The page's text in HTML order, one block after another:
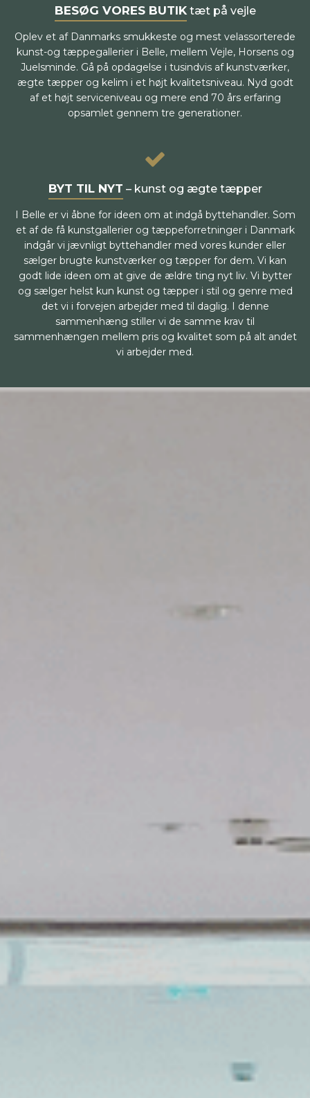
BESØG VORES BUTIKtæt på vejle
Oplev et af Danmarks smukkeste og mest velassorterede
kunst-og tæppegallerier i Belle, mellem Vejle, Horsens og
Juelsminde. Gå på opdagelse i tusindvis af kunstværker,
ægte tæpper og kelim i et højt kvalitetsniveau. Nyd godt
af et højt serviceniveau og mere end 70 års erfaring
opsamlet gennem tre generationer.
BYT TIL NYT – kunst og ægte tæpper
I Belle er vi åbne for ideen om at indgå byttehandler. Som
et af de få kunstgallerier og tæppeforretninger i Danmark
indgår vi jævnligt byttehandler med vores kunder eller
sælger brugte kunstværker og tæpper for dem. Vi kan
godt lide ideen om at give de ældre ting nyt liv. Vi bytter
og sælger helst kun kunst og tæpper i stil og genre med
det vi i forvejen arbejder med til daglig. I denne
sammenhæng stiller vi de samme krav til
sammenhængen mellem pris og kvalitet som på alt andet
vi arbejder med.